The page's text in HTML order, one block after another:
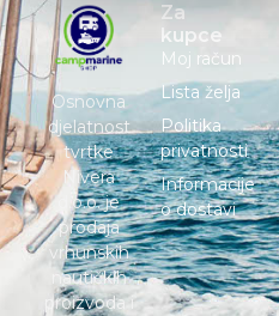
Osnovna
djelatnost
tvrtke
Nivera
d.o.o. je
prodaja
vrhunskih
nautičkih
proizvoda i
Za
kupce
Moj račun
Lista želja
Politika
privatnosti
Informacije
o dostavi